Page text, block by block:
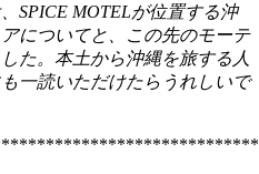
SPICE MOTELが位置する沖
についてと、この先のモーテ
た。本土から沖縄を旅する人
一読いただけたらうれしいで